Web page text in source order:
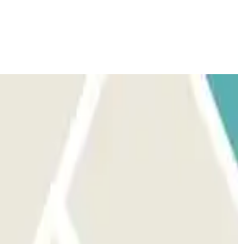
livre.